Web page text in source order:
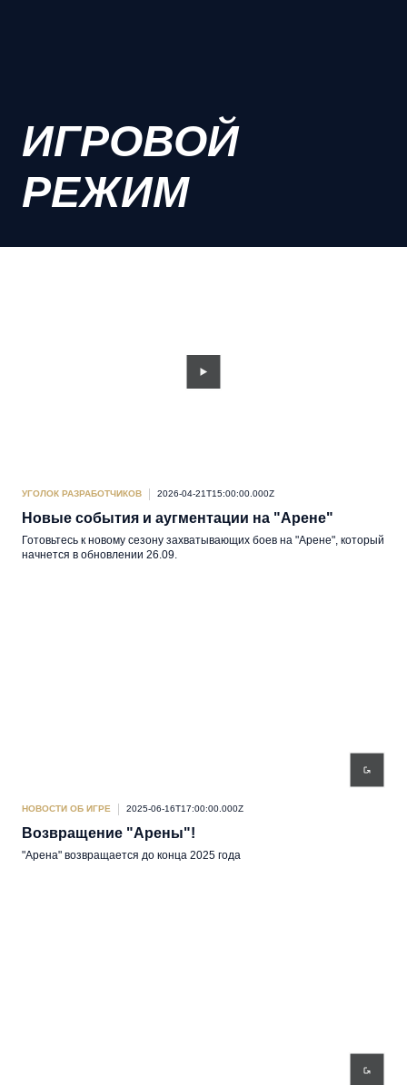
ИГРОВОЙ
РЕЖИМ
УГОЛОК РАЗРАБОТЧИКОВ 2026-04-21T15:00:00.000Z
Новые события и аугментации на "Арене"
Готовьтесь к новому сезону захватывающих боев на "Арене", который
начнется в обновлении 26.09.
НОВОСТИ ОБ ИГРЕ 2025-06-16T17:00:00.000Z
Возвращение "Арены"!
"Арена" возвращается до конца 2025 года